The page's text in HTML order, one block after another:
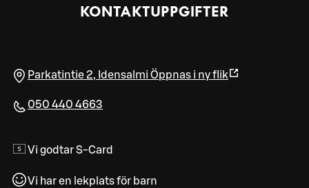
KONTAKTUPPGIFTER
Parkatintie 2, Idensalmi Öppnas i ny flik
050 440 4663
Vi godtar S-Card
Vi har en lekplats för barn